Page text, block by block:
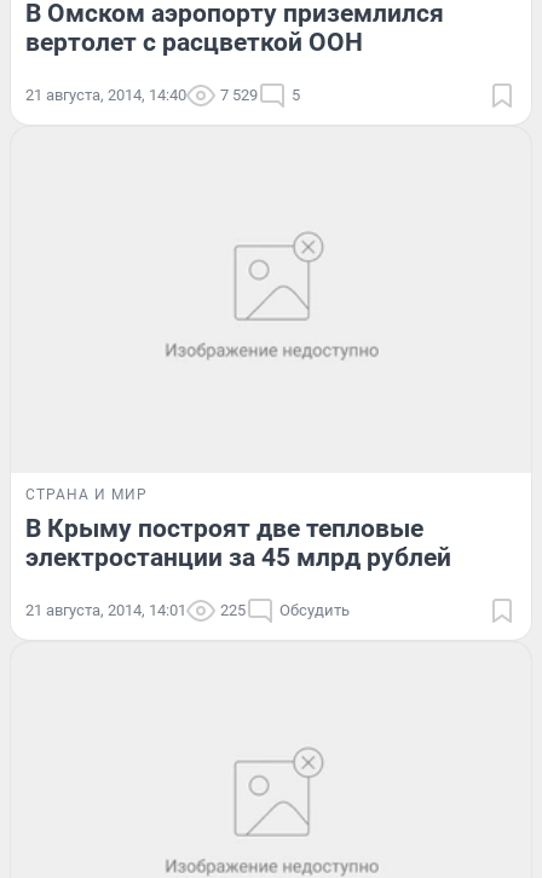
В Омском аэропорту приземлился
вертолет с расцветкой ООН
21 августа, 2014, 14:40 7 529 5
СТРАНА И МИР
В Крыму построят две тепловые
электростанции за 45 млрд рублей
21 августа, 2014, 14:01 225 Обсудить